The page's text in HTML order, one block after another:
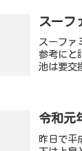
スーフ
スーファ
参考にと
池は要交
令和元
昨日で平